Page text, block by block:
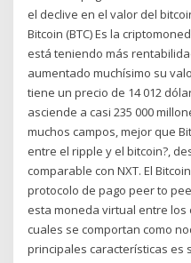
el declive en el valor del
Bitcoin (BTC) Es la
está teniendo más
aumentado muchísimo su
tiene un precio de 14 012
asciende a casi 235 000
muchos campos, mejor que
entre el ripple y el bitcoin?,
comparable con NXT. El
protocolo de pago peer to
esta moneda virtual entre
cuales se comportan como
principales características es